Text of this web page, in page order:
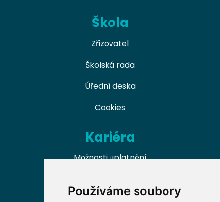
Používáme soubory
Škola
Zřizovatel
Školská rada
Úřední deska
Cookies
Kariéra
Možnosti uplatnění